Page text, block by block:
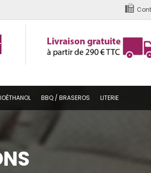
BBQ / BRASEROS LITERIE